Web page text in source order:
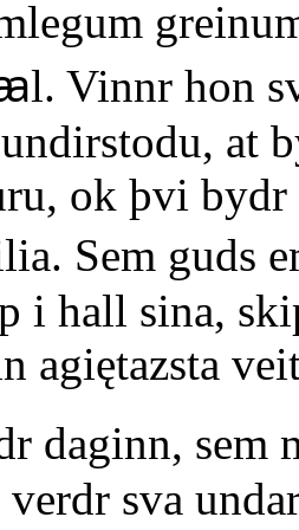
Vinnr hon
at
ok þvi
Sem guds
i hall sina,
agiętazsta
daginn, sem
sva